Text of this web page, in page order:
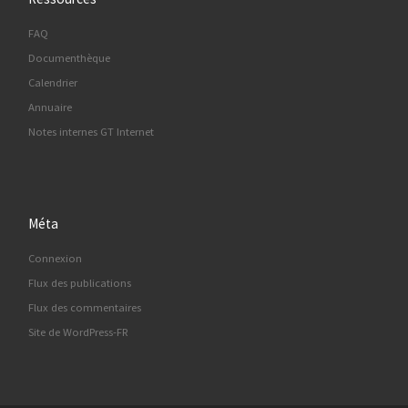
FAQ
Documenthèque
Calendrier
Annuaire
Notes internes GT Internet
Méta
Connexion
Flux des publications
Flux des commentaires
Site de WordPress-FR